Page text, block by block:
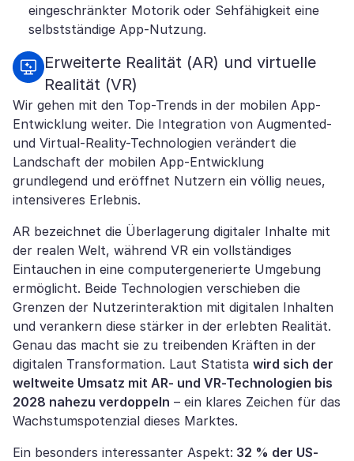
eingeschränkter Motorik oder Sehfähigkeit eine
selbstständige App-Nutzung.
Erweiterte Realität (AR) und virtuelle
Realität (VR)
Wir gehen mit den Top-Trends in der mobilen App-
Entwicklung weiter. Die Integration von Augmented-
und Virtual-Reality-Technologien verändert die
Landschaft der mobilen App-Entwicklung
grundlegend und eröffnet Nutzern ein völlig neues,
intensiveres Erlebnis.
AR bezeichnet die Überlagerung digitaler Inhalte mit
der realen Welt, während VR ein vollständiges
Eintauchen in eine computergenerierte Umgebung
ermöglicht. Beide Technologien verschieben die
Grenzen der Nutzerinteraktion mit digitalen Inhalten
und verankern diese stärker in der erlebten Realität.
Genau das macht sie zu treibenden Kräften in der
digitalen Transformation. Laut Statista wird sich der
weltweite Umsatz mit AR- und VR-Technologien bis
2028 nahezu verdoppeln – ein klares Zeichen für das
Wachstumspotenzial dieses Marktes.
Ein besonders interessanter Aspekt: 32 % der US-